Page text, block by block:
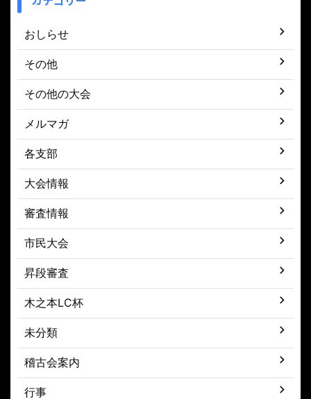
おしらせ
その他
その他の大会
メルマガ
各支部
大会情報
審査情報
市民大会
昇段審査
木之本LC杯
未分類
稽古会案内
行事